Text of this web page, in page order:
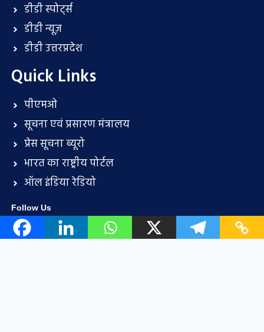
डीडी स्पोर्ट्स
डीडी न्यूज़
डीडी उत्तरप्रदेश
Quick Links
पीएमओ
सूचना एवं प्रसारण मंत्रालय
प्रेस सूचना ब्यूरो
भारत का राष्ट्रीय पोर्टल
ऑल इंडिया रेडियो
Follow Us